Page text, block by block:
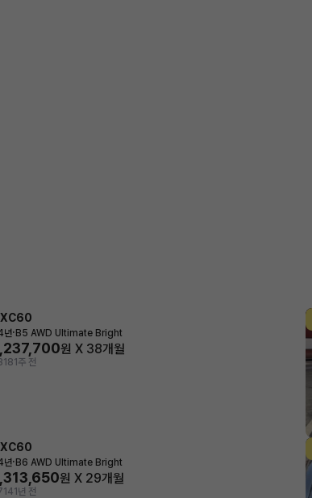
XC60
년· B5 AWD Ultimate Bright
원 X 38개월
1주 전
XC60
년· B6 AWD Ultimate Bright
원 X 29개월
1년 전